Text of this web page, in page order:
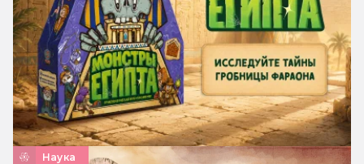
Наука